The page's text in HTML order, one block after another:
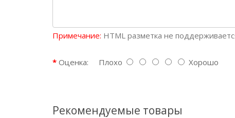
Примечание: HTML разметка не
Оценка: Плохо Хорошо
Рекомендуемые товары